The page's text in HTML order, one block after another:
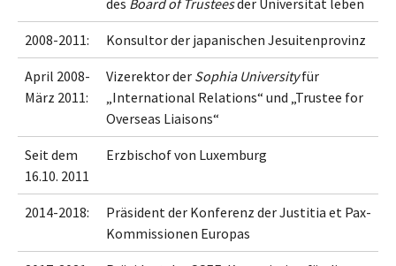
des Board of Trusteesder Universität leben
2008-2011: Konsultor der japanischen Jesuitenprovinz
April 2008-
März 2011:
Vizerektor der Sophia Universityfür
„International Relations“ und „Trustee for
Overseas Liaisons“
Seit dem
16.10. 2011
Erzbischof von Luxemburg
2014-2018:
Präsident der Konferenz der Justitia et Pax-
Kommissionen Europas